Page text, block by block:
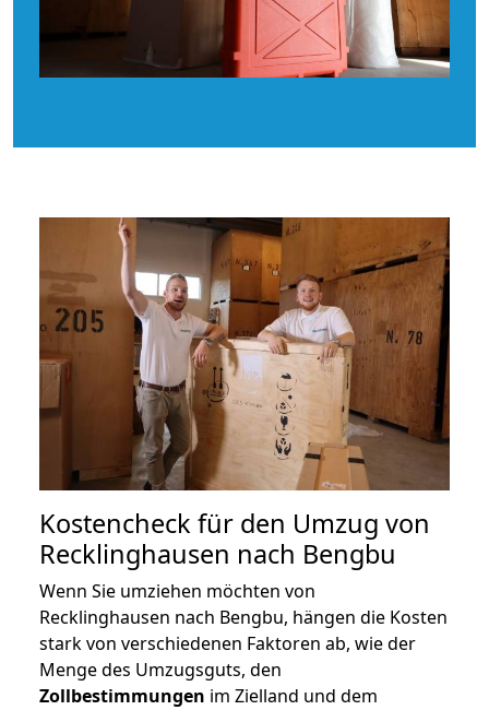
Kostencheck für den Umzug von
Recklinghausen nach Bengbu
Wenn Sie umziehen möchten von
Recklinghausen nach Bengbu, hängen die Kosten
stark von verschiedenen Faktoren ab, wie der
Menge des Umzugsguts, den
Zollbestimmungen im Zielland und dem